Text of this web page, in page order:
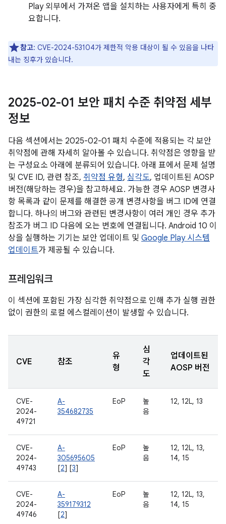
Play 외부에서 가져온 앱을 설치하는 사용자에게 특히 중
요합니다.
참고: CVE-2024-53104가 제한적 악용 대상이 될 수 있음을 나타
내는 징후가 있습니다.
2025-02-01 보안 패치 수준 취약점 세부
정보
다음 섹션에서는 2025-02-01 패치 수준에 적용되는 각 보안
취약점에 관해 자세히 알아볼 수 있습니다. 취약점은 영향을 받
는 구성요소 아래에 분류되어 있습니다. 아래 표에서 문제 설명
및 CVE ID, 관련 참조, 취약점 유형, 심각도, 업데이트된 AOSP
버전(해당하는 경우)을 참고하세요. 가능한 경우 AOSP 변경사
항 목록과 같이 문제를 해결한 공개 변경사항을 버그 ID에 연결
합니다. 하나의 버그와 관련된 변경사항이 여러 개인 경우 추가
참조가 버그 ID 다음에 오는 번호에 연결됩니다. Android 10 이
상을 실행하는 기기는 보안 업데이트 및 Google Play 시스템
업데이트가 제공될 수 있습니다.
프레임워크
이 섹션에 포함된 가장 심각한 취약점으로 인해 추가 실행 권한
없이 권한의 로컬 에스컬레이션이 발생할 수 있습니다.
CVE 참조
유
형
심
각
도
업데이트된
AOSP 버전
CVE-
2024-
49721
A-
354682735
EoP
높
음
12, 12L, 13
CVE-
2024-
49743
A-
305695605
[2] [3]
EoP
높
음
12, 12L, 13,
14, 15
CVE-
2024-
49746
A-
359179312
[2]
EoP
높
음
12, 12L, 13,
14, 15